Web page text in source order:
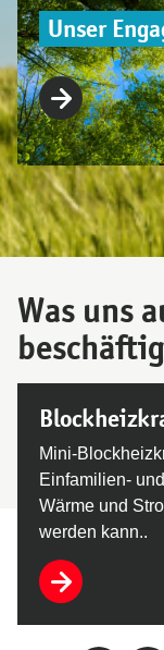
Unser
Was uns
Mini-
Einfamilien-
Wärme und
werden kann..